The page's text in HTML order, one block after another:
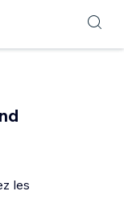
les